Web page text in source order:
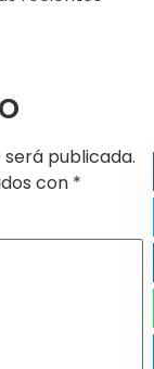
publicada.
con *